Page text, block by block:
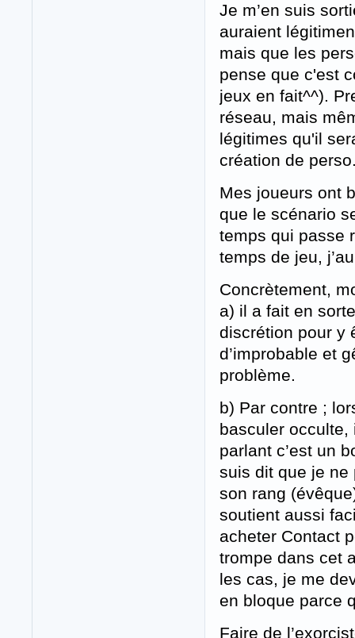
Je m’en suis
auraient
mais que les
pense que c'est
jeux en fait^^).
réseau, mais
légitimes qu'il
création de
Mes joueurs ont
que le scénario
temps qui passe
temps de jeu,
Concrètement,
a) il a fait en
discrétion pour y
d’improbable et
problème.
b) Par contre ;
basculer
parlant c’est un
suis dit que je ne
son rang
soutient aussi
acheter Contact
trompe dans cet
les cas, je me
en bloque parce
Faire de